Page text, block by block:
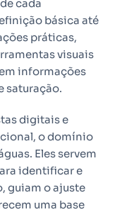
cada
básica até
práticas,
visuais
informações
saturação.
digitais e
o domínio
Eles servem
identificar e
guiam o ajuste
uma base